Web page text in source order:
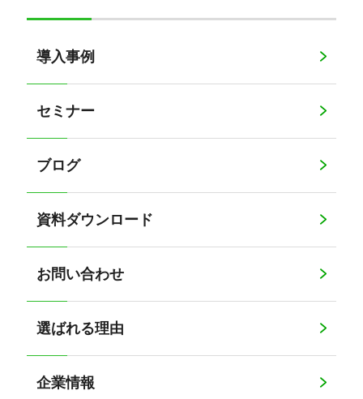
導入事例
セミナー
ブログ
資料ダウンロード
お問い合わせ
選ばれる理由
企業情報